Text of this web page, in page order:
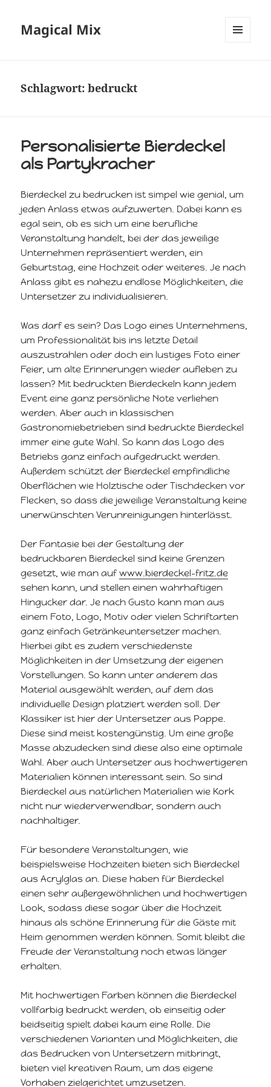
Magical Mix
Schlagwort:bedruckt
Personalisierte Bierdeckel
als Partykracher
Bierdeckel zu bedrucken ist simpel wie genial, um
jeden Anlass etwas aufzuwerten. Dabei kann es
egal sein, ob es sich um eine berufliche
Veranstaltung handelt, bei der das jeweilige
Unternehmen repräsentiert werden, ein
Geburtstag, eine Hochzeit oder weiteres. Je nach
Anlass gibt es nahezu endlose Möglichkeiten, die
Untersetzer zu individualisieren.
Was darf es sein? Das Logo eines Unternehmens,
um Professionalität bis ins letzte Detail
auszustrahlen oder doch ein lustiges Foto einer
Feier, um alte Erinnerungen wieder aufleben zu
lassen? Mit bedruckten Bierdeckeln kann jedem
Event eine ganz persönliche Note verliehen
werden. Aber auch in klassischen
Gastronomiebetrieben sind bedruckte Bierdeckel
immer eine gute Wahl. So kann das Logo des
Betriebs ganz einfach aufgedruckt werden.
Außerdem schützt der Bierdeckel empfindliche
Oberflächen wie Holztische oder Tischdecken vor
Flecken, so dass die jeweilige Veranstaltung keine
unerwünschten Verunreinigungen hinterlässt.
Der Fantasie bei der Gestaltung der
bedruckbaren Bierdeckel sind keine Grenzen
gesetzt, wie man aufwww.bierdeckel-fritz.de
sehen kann, und stellen einen wahrhaftigen
Hingucker dar. Je nach Gusto kann man aus
einem Foto, Logo, Motiv oder vielen Schriftarten
ganz einfach Getränkeuntersetzer machen.
Hierbei gibt es zudem verschiedenste
Möglichkeiten in der Umsetzung der eigenen
Vorstellungen. So kann unter anderem das
Material ausgewählt werden, auf dem das
individuelle Design platziert werden soll. Der
Klassiker ist hier der Untersetzer aus Pappe.
Diese sind meist kostengünstig. Um eine große
Masse abzudecken sind diese also eine optimale
Wahl. Aber auch Untersetzer aus hochwertigeren
Materialien können interessant sein. So sind
Bierdeckel aus natürlichen Materialien wie Kork
nicht nur wiederverwendbar, sondern auch
nachhaltiger.
Für besondere Veranstaltungen, wie
beispielsweise Hochzeiten bieten sich Bierdeckel
aus Acrylglas an. Diese haben für Bierdeckel
einen sehr außergewöhnlichen und hochwertigen
Look, sodass diese sogar über die Hochzeit
hinaus als schöne Erinnerung für die Gäste mit
Heim genommen werden können. Somit bleibt die
Freude der Veranstaltung noch etwas länger
erhalten.
Mit hochwertigen Farben können die Bierdeckel
vollfarbig bedruckt werden, ob einseitig oder
beidseitig spielt dabei kaum eine Rolle. Die
verschiedenen Varianten und Möglichkeiten, die
das Bedrucken von Untersetzern mitbringt,
bieten viel kreativen Raum, um das eigene
Vorhaben zielgerichtet umzusetzen.